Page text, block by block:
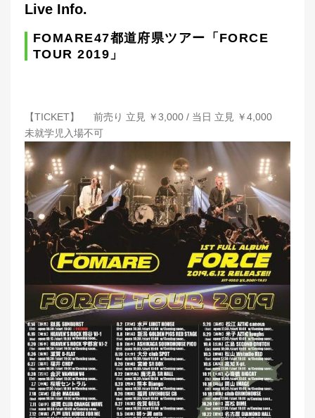
Live Info.
FOMARE47都道府県ツアー「FORCE
TOUR 2019」
【TICKET】 前売り 立見 ￥3,000 / 当日 立見 ￥4,000
未就学児入場不可